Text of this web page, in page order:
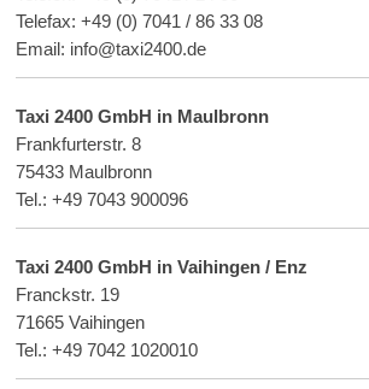
Telefax: +49 (0) 7041 / 86 33 08
Email: info@taxi2400.de
Taxi 2400 GmbH in Maulbronn
Frankfurterstr. 8
75433 Maulbronn
Tel.: +49 7043 900096
Taxi 2400 GmbH in Vaihingen / Enz
Franckstr. 19
71665 Vaihingen
Tel.: +49 7042 1020010